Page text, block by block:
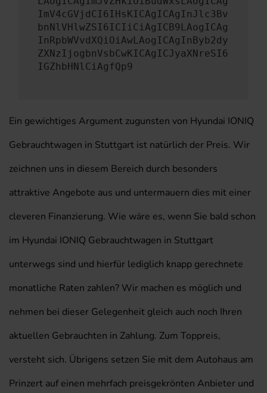
ImV4cGVjdCI6IHsKICAgICAgInJlc3Bv
bnNlVHlwZSI6ICIiCiAgICB9LAogICAg
InRpbWVvdXQiOiAwLAogICAgInByb2dy
ZXNzIjogbnVsbCwKICAgICJyaXNreSI6
IGZhbHNlCiAgfQp9
Ein gewichtiges Argument zugunsten von Hyundai IONIQ
Gebrauchtwagen in Stuttgart ist natürlich der Preis. Wir
zeichnen uns in diesem Bereich durch besonders
attraktive Angebote aus und untermauern dies mit einer
cleveren Finanzierung. Wie wäre es, wenn Sie bald schon
im Hyundai IONIQ Gebrauchtwagen in Stuttgart
unterwegs sind und hierfür lediglich knapp gerechnete
monatliche Raten zahlen? Wir machen es möglich und
nehmen bei dieser Gelegenheit gleich auch noch Ihren
aktuellen Gebrauchten in Zahlung. Zum Toppreis,
versteht sich. Übrigens setzen Sie mit dem Autohaus am
Prinzert auf einen mehrfach preisgekrönten Anbieter und